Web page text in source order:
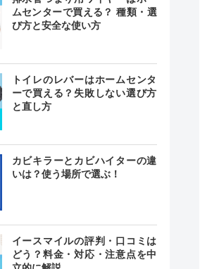
ムセンターで買える？ 種類・選
び方と安全な使い方
トイレのレバーはホームセンタ
ーで買える？失敗しない選び方
と直し方
カビキラーとカビハイターの違
いは？使う場所で選ぶ！
イースマイルの評判・口コミは
どう？料金・対応・注意点を中